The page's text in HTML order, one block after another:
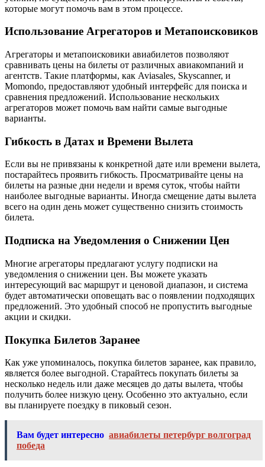
которые могут помочь вам в этом процессе.
Использование Агрегаторов и Метапоисковиков
Агрегаторы и метапоисковики авиабилетов позволяют
сравнивать цены на билеты от различных авиакомпаний и
агентств. Такие платформы, как Aviasales, Skyscanner, и
Momondo, предоставляют удобный интерфейс для поиска и
сравнения предложений. Использование нескольких
агрегаторов может помочь вам найти самые выгодные
варианты.
Гибкость в Датах и Времени Вылета
Если вы не привязаны к конкретной дате или времени вылета,
постарайтесь проявить гибкость. Просматривайте цены на
билеты на разные дни недели и время суток, чтобы найти
наиболее выгодные варианты. Иногда смещение даты вылета
всего на один день может существенно снизить стоимость
билета.
Подписка на Уведомления о Снижении Цен
Многие агрегаторы предлагают услугу подписки на
уведомления о снижении цен. Вы можете указать
интересующий вас маршрут и ценовой диапазон, и система
будет автоматически оповещать вас о появлении подходящих
предложений. Это удобный способ не пропустить выгодные
акции и скидки.
Покупка Билетов Заранее
Как уже упоминалось, покупка билетов заранее, как правило,
является более выгодной. Старайтесь покупать билеты за
несколько недель или даже месяцев до даты вылета, чтобы
получить более низкую цену. Особенно это актуально, если
вы планируете поездку в пиковый сезон.
Вам будет интересно авиабилеты петербург волгоград
победа